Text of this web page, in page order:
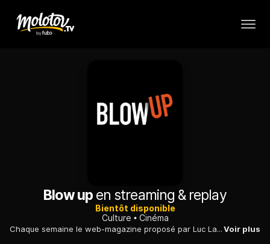
Blow upen streaming & replay
Bientôt disponible
Culture
Cinéma
Chaque semaine le web-magazine proposé par Luc Lagier pose un regard ludique et décalé sur le cinéma.Voir plus